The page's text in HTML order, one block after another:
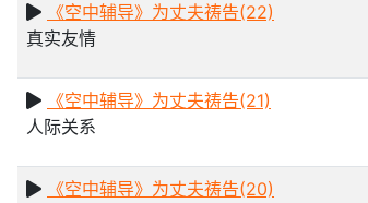
《空中辅导》为丈夫祷告(22)
真实友情
《空中辅导》为丈夫祷告(21)
人际关系
《空中辅导》为丈夫祷告(20)